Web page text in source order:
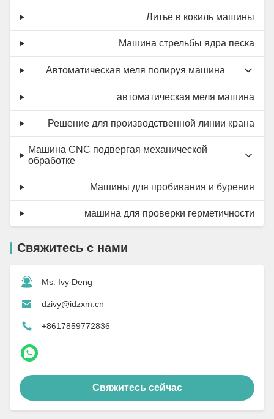
Литье в кокиль машины
Машина стрельбы ядра песка
Автоматическая меля полируя машина
автоматическая меля машина
Решение для производственной линии крана
Машина CNC подвергая механической
обработке
Машины для пробивания и бурения
машина для проверки герметичности
Свяжитесь с нами
Ms. Ivy Deng
dzivy@idzxm.cn
+8617859772836
Свяжитесь сейчас